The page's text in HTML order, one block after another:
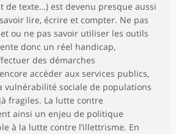
de texte…) est devenu presque aussi
lire, écrire et compter. Ne pas
ou ne pas savoir utiliser les outils
donc un réel handicap,
des démarches
accéder aux services publics,
vulnérabilité sociale de populations
fragiles. La lutte contre
ainsi un enjeu de politique
à la lutte contre l’illettrisme. En